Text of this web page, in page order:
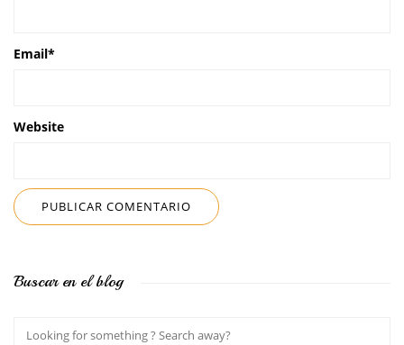
Email*
Website
Buscar en el blog